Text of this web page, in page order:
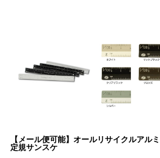
【メール便可能】オールリサイクルアル
定規サンスケ